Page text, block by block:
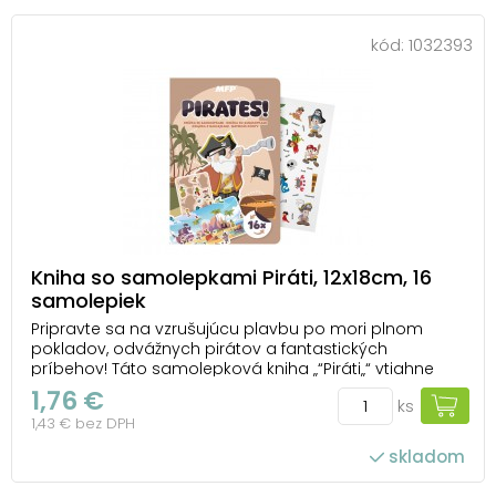
kód: 1032393
Kniha so samolepkami Piráti, 12x18cm, 16
samolepiek
Pripravte sa na vzrušujúcu plavbu po mori plnom
pokladov, odvážnych pirátov a fantastických
príbehov! Táto samolepková kniha „“Piráti„“ vtiahne
deti do sveta lodí, máp a skrytých truhlíc so zlatom.
Obsahuje 16 samolepiek na opakované použitie, ktoré
zobrazujú skutočných pirátskych hrdinov, po...
1,76 €
1,43 € bez DPH
ks
skladom